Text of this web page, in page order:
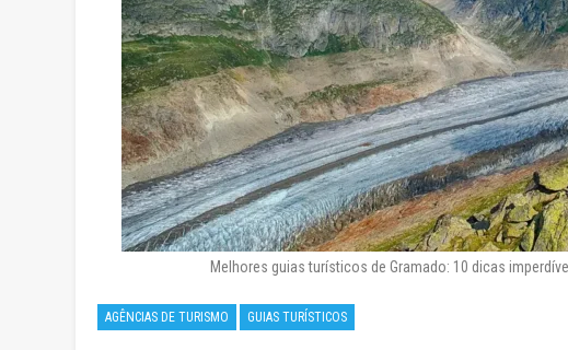
Melhores guias turísticos de Gramado: 10 dicas
AGÊNCIAS DE TURISMO GUIAS TURÍSTICOS